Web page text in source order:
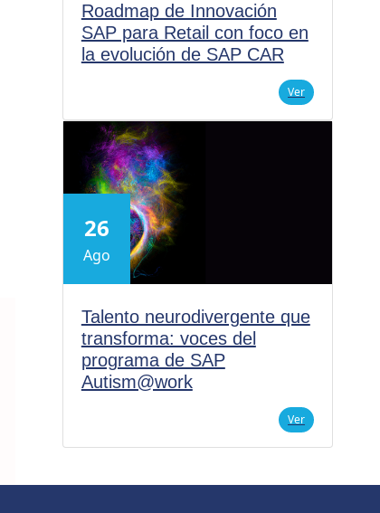
Roadmap de Innovación
SAP para Retail con foco en
la evolución de SAP CAR
Ver
26
Ago
Talento neurodivergente que
transforma: voces del
programa de SAP
Autism@work
Ver